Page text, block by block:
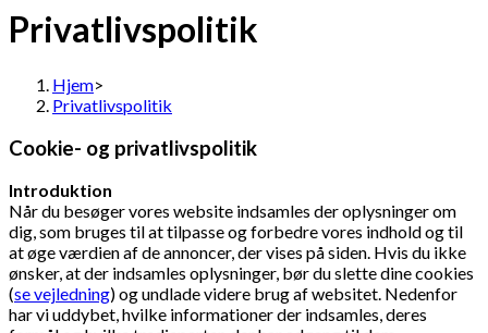
Privatlivspolitik
Hjem>
Privatlivspolitik
Cookie- og privatlivspolitik
Introduktion
Når du besøger vores website indsamles der oplysninger om
dig, som bruges til at tilpasse og forbedre vores indhold og til
at øge værdien af de annoncer, der vises på siden. Hvis du ikke
ønsker, at der indsamles oplysninger, bør du slette dine cookies
(se vejledning) og undlade videre brug af websitet. Nedenfor
har vi uddybet, hvilke informationer der indsamles, deres